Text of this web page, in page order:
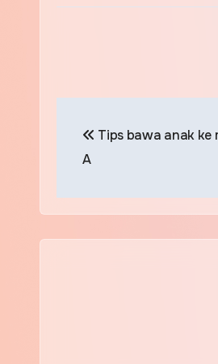
navigation
Tips bawa anak ke
A